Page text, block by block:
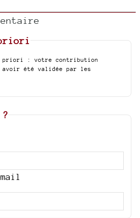
a priori : votre contribution
avoir été validée par les